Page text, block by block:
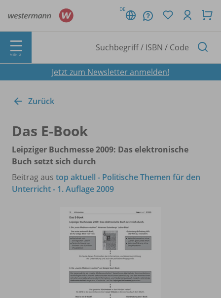
DE
MENÜ
Jetzt zum Newsletter anmelden!
Zurück
Das E-Book
Leipziger Buchmesse 2009: Das elektronische
Buch setzt sich durch
Beitrag aus top aktuell - Politische Themen für den
Unterricht - 1. Auflage 2009